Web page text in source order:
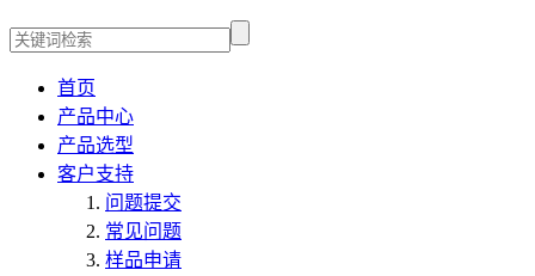
首页
产品中心
产品选型
客户支持
问题提交
常见问题
样品申请